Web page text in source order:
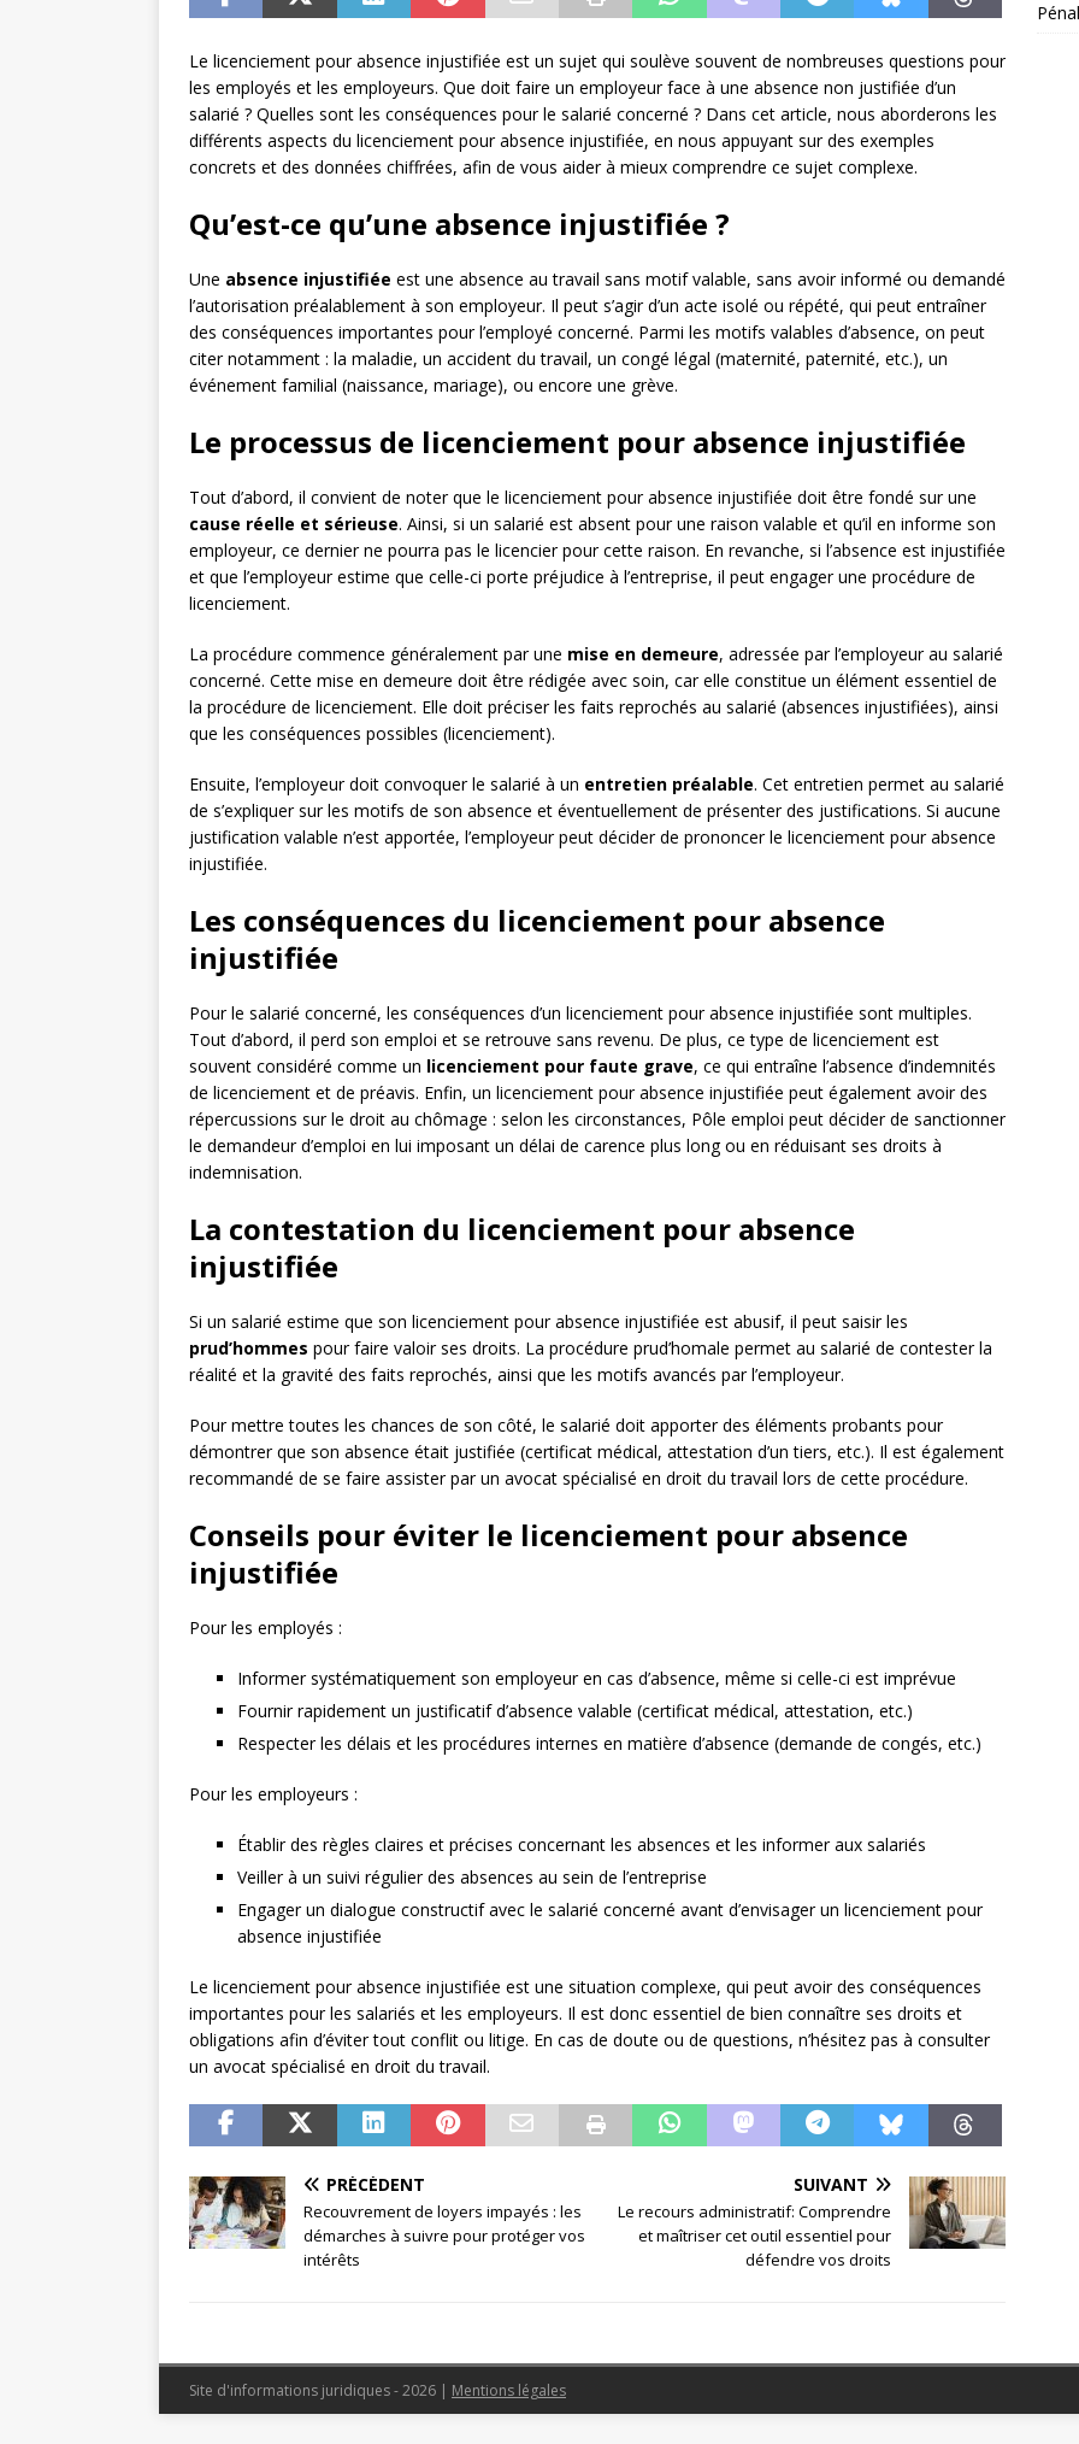
Le licenciement pour absence injustifiée est un sujet qui soulève souvent de nombreuses questions pour
les employés et les employeurs. Que doit faire un employeur face à une absence non justifiée d’un
salarié ? Quelles sont les conséquences pour le salarié concerné ? Dans cet article, nous aborderons les
différents aspects du licenciement pour absence injustifiée, en nous appuyant sur des exemples
concrets et des données chiffrées, afin de vous aider à mieux comprendre ce sujet complexe.
Qu’est-ce qu’une absence injustifiée ?
Une absence injustifiée est une absence au travail sans motif valable, sans avoir informé ou demandé
l’autorisation préalablement à son employeur. Il peut s’agir d’un acte isolé ou répété, qui peut entraîner
des conséquences importantes pour l’employé concerné. Parmi les motifs valables d’absence, on peut
citer notamment : la maladie, un accident du travail, un congé légal (maternité, paternité, etc.), un
événement familial (naissance, mariage), ou encore une grève.
Le processus de licenciement pour absence injustifiée
Tout d’abord, il convient de noter que le licenciement pour absence injustifiée doit être fondé sur une
cause réelle et sérieuse. Ainsi, si un salarié est absent pour une raison valable et qu’il en informe son
employeur, ce dernier ne pourra pas le licencier pour cette raison. En revanche, si l’absence est injustifiée
et que l’employeur estime que celle-ci porte préjudice à l’entreprise, il peut engager une procédure de
licenciement.
La procédure commence généralement par une mise en demeure, adressée par l’employeur au salarié
concerné. Cette mise en demeure doit être rédigée avec soin, car elle constitue un élément essentiel de
la procédure de licenciement. Elle doit préciser les faits reprochés au salarié (absences injustifiées), ainsi
que les conséquences possibles (licenciement).
Ensuite, l’employeur doit convoquer le salarié à un entretien préalable. Cet entretien permet au salarié
de s’expliquer sur les motifs de son absence et éventuellement de présenter des justifications. Si aucune
justification valable n’est apportée, l’employeur peut décider de prononcer le licenciement pour absence
injustifiée.
Les conséquences du licenciement pour absence
injustifiée
Pour le salarié concerné, les conséquences d’un licenciement pour absence injustifiée sont multiples.
Tout d’abord, il perd son emploi et se retrouve sans revenu. De plus, ce type de licenciement est
souvent considéré comme un licenciement pour faute grave, ce qui entraîne l’absence d’indemnités
de licenciement et de préavis. Enfin, un licenciement pour absence injustifiée peut également avoir des
répercussions sur le droit au chômage : selon les circonstances, Pôle emploi peut décider de sanctionner
le demandeur d’emploi en lui imposant un délai de carence plus long ou en réduisant ses droits à
indemnisation.
La contestation du licenciement pour absence
injustifiée
Si un salarié estime que son licenciement pour absence injustifiée est abusif, il peut saisir les
prud’hommes pour faire valoir ses droits. La procédure prud’homale permet au salarié de contester la
réalité et la gravité des faits reprochés, ainsi que les motifs avancés par l’employeur.
Pour mettre toutes les chances de son côté, le salarié doit apporter des éléments probants pour
démontrer que son absence était justifiée (certificat médical, attestation d’un tiers, etc.). Il est également
recommandé de se faire assister par un avocat spécialisé en droit du travail lors de cette procédure.
Conseils pour éviter le licenciement pour absence
injustifiée
Pour les employés :
Informer systématiquement son employeur en cas d’absence, même si celle-ci est imprévue
Fournir rapidement un justificatif d’absence valable (certificat médical, attestation, etc.)
Respecter les délais et les procédures internes en matière d’absence (demande de congés, etc.)
Pour les employeurs :
Établir des règles claires et précises concernant les absences et les informer aux salariés
Veiller à un suivi régulier des absences au sein de l’entreprise
Engager un dialogue constructif avec le salarié concerné avant d’envisager un licenciement pour
absence injustifiée
Le licenciement pour absence injustifiée est une situation complexe, qui peut avoir des conséquences
importantes pour les salariés et les employeurs. Il est donc essentiel de bien connaître ses droits et
obligations afin d’éviter tout conflit ou litige. En cas de doute ou de questions, n’hésitez pas à consulter
un avocat spécialisé en droit du travail.
PRÉCÉDENT
Recouvrement de loyers impayés : les
démarches à suivre pour protéger vos
intérêts
SUIVANT
Le recours administratif: Comprendre
et maîtriser cet outil essentiel pour
défendre vos droits
Pénal
Site d'informations juridiques - 2026 | Mentions légales